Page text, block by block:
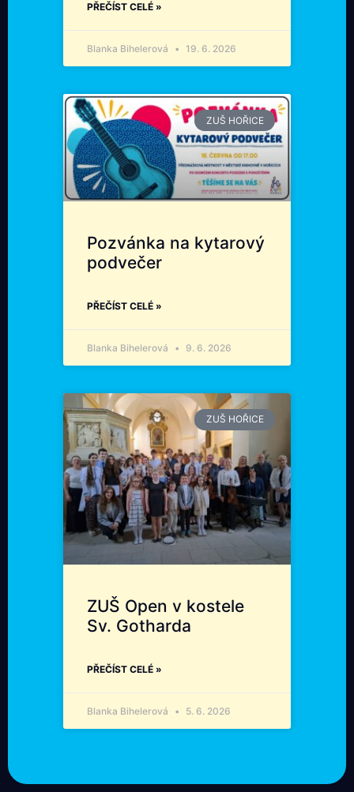
PŘEČÍST CELÉ »
Blanka Bihelerová 19. 6. 2026
ZUŠ HOŘICE
Pozvánka na kytarový
podvečer
PŘEČÍST CELÉ »
Blanka Bihelerová 9. 6. 2026
ZUŠ HOŘICE
ZUŠ Open v kostele
Sv. Gotharda
PŘEČÍST CELÉ »
Blanka Bihelerová 5. 6. 2026